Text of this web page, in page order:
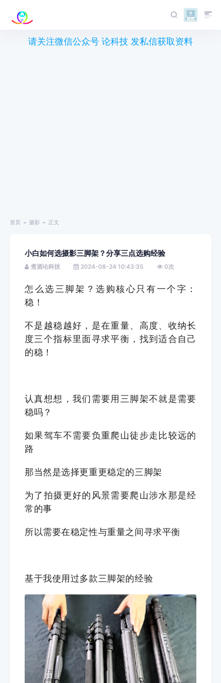
请关注微信公众号 论科技 发私信获取资料
首页 摄影 正文
小白如何选摄影三脚架？分享三点选购经验
煮酒论科技 2024-08-24 10:43:35 0次
怎么选三脚架？选购核心只有一个字：
稳！
不是越稳越好，是在重量、高度、收纳长
度三个指标里面寻求平衡，找到适合自己
的稳！
认真想想，我们需要用三脚架不就是需要
稳吗？
如果驾车不需要负重爬山徒步走比较远的
路
那当然是选择更重更稳定的三脚架
为了拍摄更好的风景需要爬山涉水那是经
常的事
所以需要在稳定性与重量之间寻求平衡
基于我使用过多款三脚架的经验